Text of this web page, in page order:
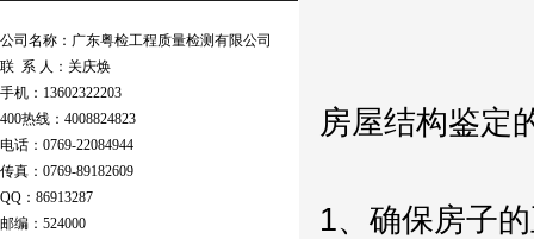
公司名称：广东粤检工程质量检测有限公司
联 系 人：关庆焕
手机：13602322203
400热线：4008824823
电话：0769-22084944
传真：0769-89182609
QQ：86913287
邮编：524000
房屋结构鉴定
1、确保房子